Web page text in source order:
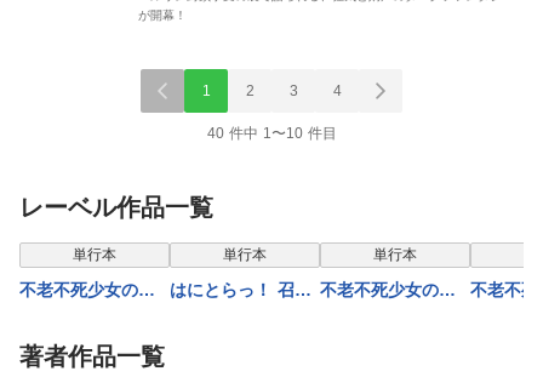
が開幕！
1 2 3 4
40 件中 1〜10 件目
レーベル作品一覧
単行本
不老不死少女の苗
単行本
はにとらっ！ 召喚
単行本
不老不死少女の苗
不老不死
著者作品一覧